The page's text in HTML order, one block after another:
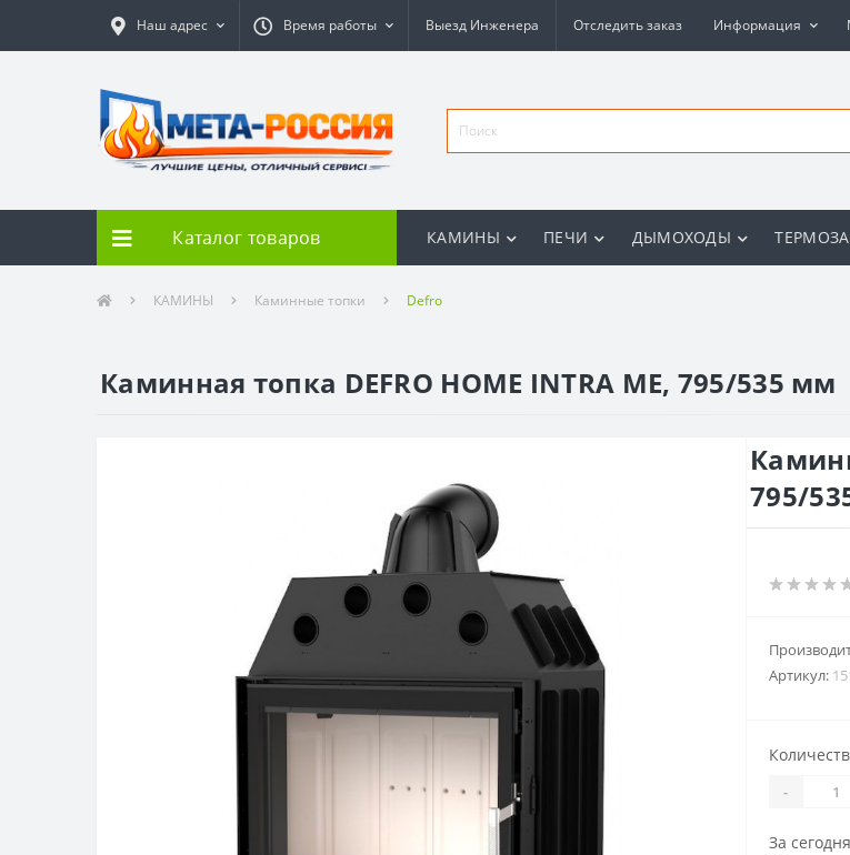
Наш адрес Время работы Выезд Инженера Отследить заказ Информация
Каталог товаров КАМИНЫ ПЕЧИ ДЫМОХОДЫ
КАМИНЫ Каминные топки Defro
Каминная топка DEFRO HOME INTRA ME, 795/535 мм
795/
Артикул:
-
За